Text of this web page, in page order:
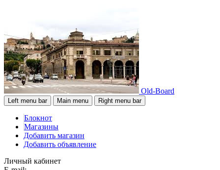
Old-Board
Left menu bar Main menu Right menu bar
Блокнот
Магазины
Добавить магазин
Добавить объявление
Личный кабинет